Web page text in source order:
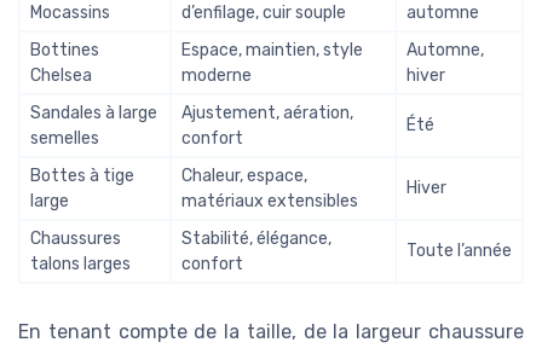
Mocassins
d’enfilage, cuir souple
automne
Bottines
Chelsea
Espace, maintien, style
moderne
Automne,
hiver
Sandales à large
semelles
Ajustement, aération,
confort
Été
Bottes à tige
large
Chaleur, espace,
matériaux extensibles
Hiver
Chaussures
talons larges
Stabilité, élégance,
confort
Toute l’année
En tenant compte de la taille, de la largeur chaussure